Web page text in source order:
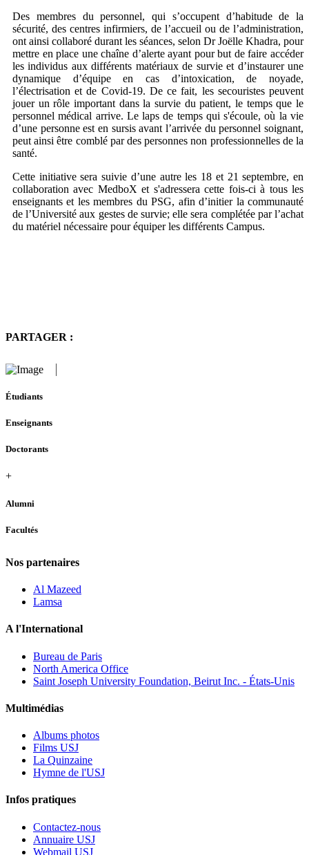
Des membres du personnel, qui s’occupent d’habitude de la
sécurité, des centres infirmiers, de l’accueil ou de l’administration,
ont ainsi collaboré durant les séances, selon Dr Joëlle Khadra, pour
mettre en place une chaîne d’alerte ayant pour but de faire accéder
les individus aux différents matériaux de survie et d’instaurer une
dynamique d’équipe en cas d’intoxication, de noyade,
l’électrisation et de Covid-19. De ce fait, les secouristes peuvent
jouer un rôle important dans la survie du patient, le temps que le
personnel médical arrive. Le laps de temps qui s'écoule, où la vie
d’une personne est en sursis avant l’arrivée du personnel soignant,
peut ainsi être comblé par des personnes non professionnelles de la
santé.
Cette initiative sera suivie d’une autre les 18 et 21 septembre, en
collaboration avec MedboX et s'adressera cette fois-ci à tous les
enseignants et les membres du PSG, afin d’initier la communauté
de l’Université aux gestes de survie; elle sera complétée par l’achat
du matériel nécessaire pour équiper les différents Campus.
PARTAGER :
Étudiants
Enseignants
Doctorants
+
Alumni
Facultés
Nos partenaires
Al Mazeed
Lamsa
A l'International
Bureau de Paris
North America Office
Saint Joseph University Foundation, Beirut Inc. - États-Unis
Multimédias
Albums photos
Films USJ
La Quinzaine
Hymne de l'USJ
Infos pratiques
Contactez-nous
Annuaire USJ
Webmail USJ